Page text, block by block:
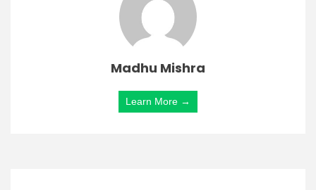
Madhu Mishra
Learn More →